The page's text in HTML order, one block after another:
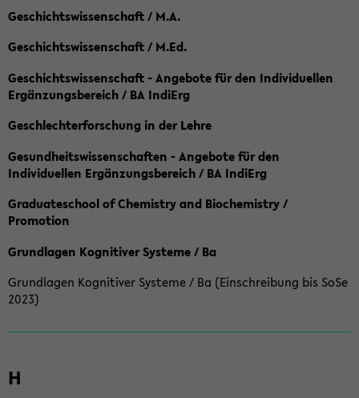
Geschichtswissenschaft / M.A.
Geschichtswissenschaft / M.Ed.
Geschichtswissenschaft - Angebote für den Individuellen
Ergänzungsbereich / BA IndiErg
Geschlechterforschung in der Lehre
Gesundheitswissenschaften - Angebote für den
Individuellen Ergänzungsbereich / BA IndiErg
Graduateschool of Chemistry and Biochemistry /
Promotion
Grundlagen Kognitiver Systeme / Ba
Grundlagen Kognitiver Systeme / Ba (Einschreibung bis SoSe
2023)
H